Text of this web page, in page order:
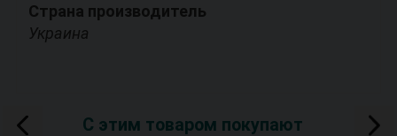
Страна производитель
Украина
С этим товаром покупают